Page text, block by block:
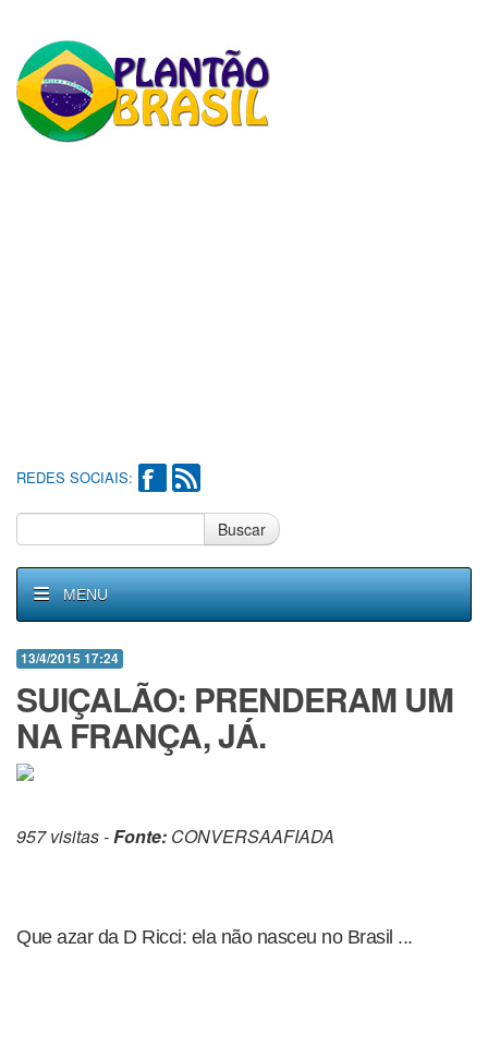
REDES SOCIAIS:
Buscar
MENU
13/4/2015 17:24
SUIÇALÃO: PRENDERAM UM
NA FRANÇA, JÁ.
957 visitas -Fonte: CONVERSAAFIADA
Que azar da D Ricci: ela não nasceu no Brasil ...